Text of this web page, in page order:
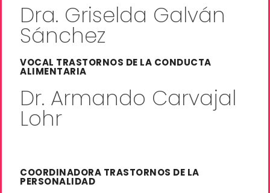
Dra. Griselda Galván
Sánchez
VOCAL TRASTORNOS DE LA CONDUCTA
ALIMENTARIA
Dr. Armando Carvajal
Lohr
COORDINADORA TRASTORNOS DE LA
PERSONALIDAD